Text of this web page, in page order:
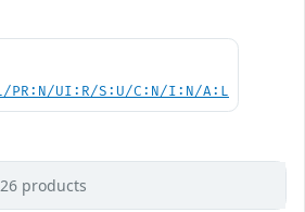
PR:N/UI:R/S:U/C:N/I:N/A:L
26 products